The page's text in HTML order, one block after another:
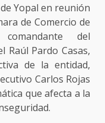
Yopal en reunión
de Comercio de
del
Raúl Pardo Casas,
de la entidad,
Carlos Rojas
que afecta a la